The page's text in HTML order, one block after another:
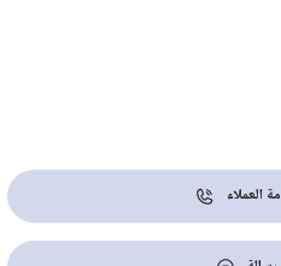
العملاء